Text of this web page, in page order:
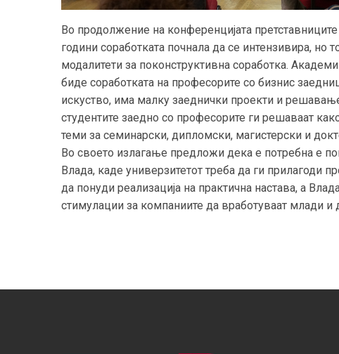
Во продолжение на конференцијата
години соработката почнала да се интензивира, но
модалитети за поконструктивна соработка.
биде соработката на професорите со бизнис
искуство, има малку заеднички проекти и
студентите заедно со професорите ги решаваат
теми за семинарски, дипломски, магистерски и
Во своето излагање предложи дека е потребна е
Влада, каде универзитетот треба да ги прилагоди
да понуди реализација на практична настава, а
стимулации за компаниите да вработуваат млади и